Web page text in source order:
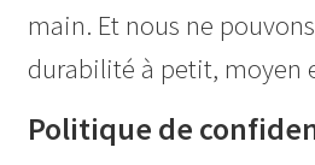
main. Et nous ne
durabilité à petit, moyen
Politique de